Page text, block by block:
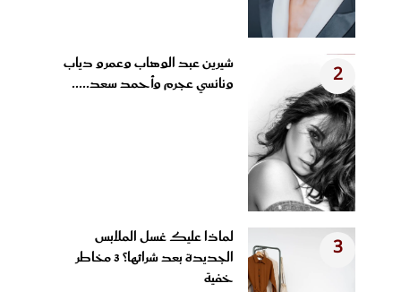
2
شيرين عبد الوهاب وعمرو دياب
ونانسي عجرم وأحمد سعد.....
3
لماذا عليك غسل الملابس
الجديدة بعد شرائها؟ 3 مخاطر
خفية